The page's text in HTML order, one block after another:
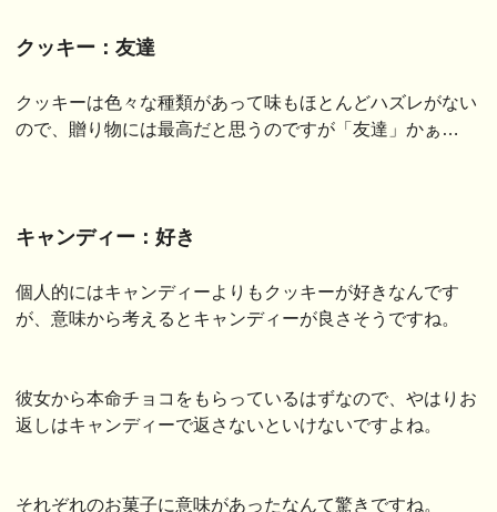
クッキー：友達
クッキーは色々な種類があって味もほとんどハズレがない
ので、贈り物には最高だと思うのですが「友達」かぁ…
キャンディー：好き
個人的にはキャンディーよりもクッキーが好きなんです
が、意味から考えるとキャンディーが良さそうですね。
彼女から本命チョコをもらっているはずなので、やはりお
返しはキャンディーで返さないといけないですよね。
それぞれのお菓子に意味があったなんて驚きですね。